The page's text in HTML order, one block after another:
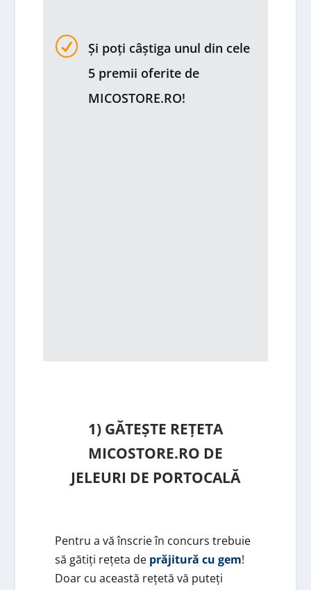
R
Și poți câștiga unul din cele
5 premii oferite de
MICOSTORE.RO!
1) GĂTEȘTE REȚETA
MICOSTORE.RO DE
JELEURI DE PORTOCALĂ
Pentru a vă înscrie în concurs trebuie
să gătiți rețeta de prăjitură cu gem!
Doar cu această rețetă vă puteți